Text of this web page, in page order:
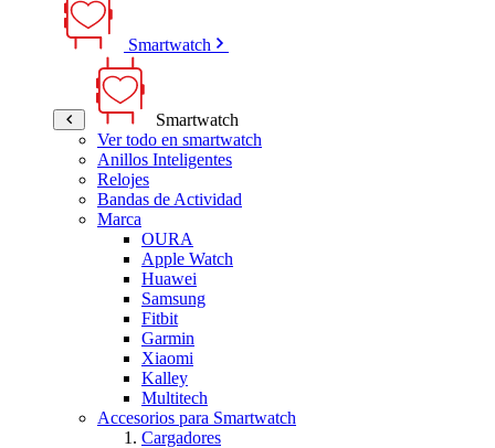
Smartwatch
Smartwatch
Ver todo en smartwatch
Anillos Inteligentes
Relojes
Bandas de Actividad
Marca
OURA
Apple Watch
Huawei
Samsung
Fitbit
Garmin
Xiaomi
Kalley
Multitech
Accesorios para Smartwatch
Cargadores